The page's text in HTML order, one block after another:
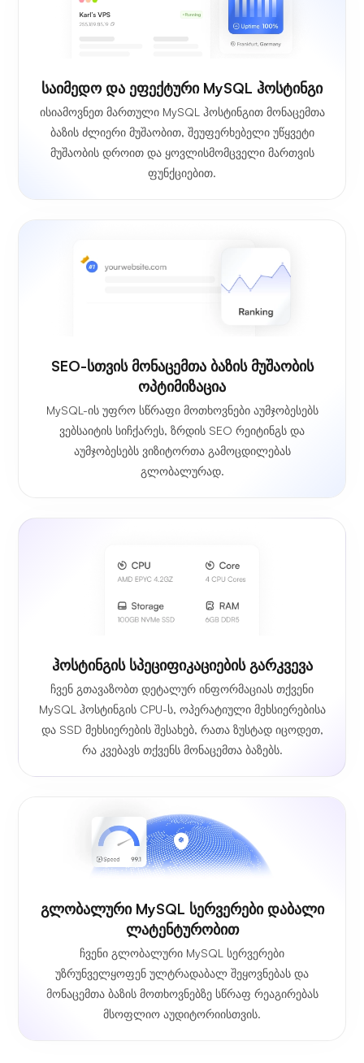
საიმედო და ეფექტური MySQL ჰოსტინგი
ისიამოვნეთ მართული MySQL ჰოსტინგით მონაცემთა
ბაზის ძლიერი მუშაობით, შეუფერხებელი უწყვეტი
მუშაობის დროით და ყოვლისმომცველი მართვის
ფუნქციებით.
SEO-სთვის მონაცემთა ბაზის მუშაობის
ოპტიმიზაცია
MySQL-ის უფრო სწრაფი მოთხოვნები აუმჯობესებს
ვებსაიტის სიჩქარეს, ზრდის SEO რეიტინგს და
აუმჯობესებს ვიზიტორთა გამოცდილებას
გლობალურად.
ჰოსტინგის სპეციფიკაციების გარკვევა
ჩვენ გთავაზობთ დეტალურ ინფორმაციას თქვენი
MySQL ჰოსტინგის CPU-ს, ოპერატიული მეხსიერებისა
და SSD მეხსიერების შესახებ, რათა ზუსტად იცოდეთ,
რა კვებავს თქვენს მონაცემთა ბაზებს.
Გლობალური MySQL Სერვერები Დაბალი
Ლატენტურობით
ჩვენი გლობალური MySQL სერვერები
უზრუნველყოფენ ულტრადაბალ შეყოვნებას და
მონაცემთა ბაზის მოთხოვნებზე სწრაფ რეაგირებას
მსოფლიო აუდიტორიისთვის.